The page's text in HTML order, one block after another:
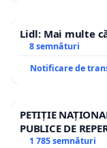
Lidl: Mai multe
8 semnături
Notificare de
PETIȚIE
PUBLICE DE
1 785 semnături